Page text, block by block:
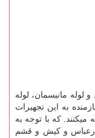
و لوله مانیسمان، لوله
به این تجهیرات
میکنند. که با توجه به
رعباس و کیش و قشم